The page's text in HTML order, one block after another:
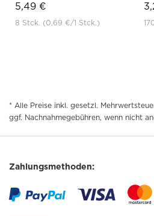
5,49 €
8 Stck. (0,69 €/1 Stck.)
* Alle Preise inkl. gesetzl.
ggf. Nachnahmegebühren, wenn nicht
Zahlungsmethoden: